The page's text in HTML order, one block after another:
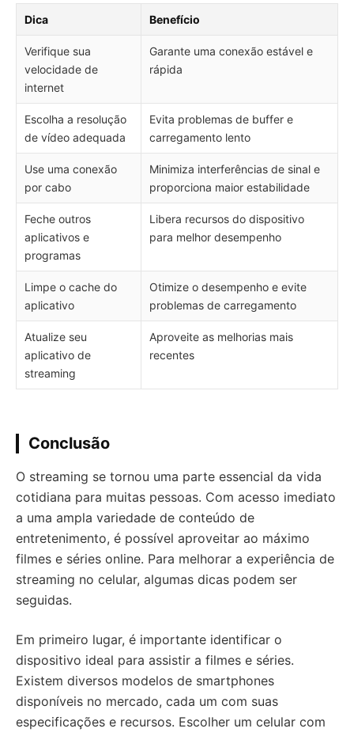
Dica Benefício
Verifique sua
velocidade de
internet
Garante uma conexão estável e
rápida
Escolha a resolução
de vídeo adequada
Evita problemas de buffer e
carregamento lento
Use uma conexão
por cabo
Minimiza interferências de sinal e
proporciona maior estabilidade
Feche outros
aplicativos e
programas
Libera recursos do dispositivo
para melhor desempenho
Limpe o cache do
aplicativo
Otimize o desempenho e evite
problemas de carregamento
Atualize seu
aplicativo de
streaming
Aproveite as melhorias mais
recentes
Conclusão
O streaming se tornou uma parte essencial da vida
cotidiana para muitas pessoas. Com acesso imediato
a uma ampla variedade de conteúdo de
entretenimento, é possível aproveitar ao máximo
filmes e séries online. Para melhorar a experiência de
streaming no celular, algumas dicas podem ser
seguidas.
Em primeiro lugar, é importante identificar o
dispositivo ideal para assistir a filmes e séries.
Existem diversos modelos de smartphones
disponíveis no mercado, cada um com suas
especificações e recursos. Escolher um celular com